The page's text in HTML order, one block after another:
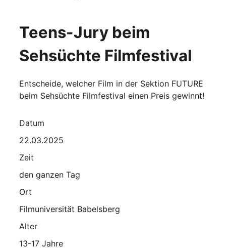
Teens-Jury beim
Sehsüchte Filmfestival
Entscheide, welcher Film in der Sektion FUTURE
beim Sehsüchte Filmfestival einen Preis gewinnt!
Datum
22.03.2025
Zeit
den ganzen Tag
Ort
Filmuniversität Babelsberg
Alter
13-17 Jahre